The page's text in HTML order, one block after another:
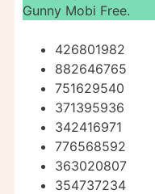
Gunny Mobi Free.
426801982
882646765
751629540
371395936
342416971
776568592
363020807
354737234